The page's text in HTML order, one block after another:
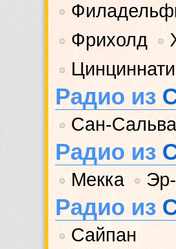
•
• Фрихолд •
• Цинциннати
Радио из
• Сан-
Радио из
• Мекка •
Радио из
• Сайпан